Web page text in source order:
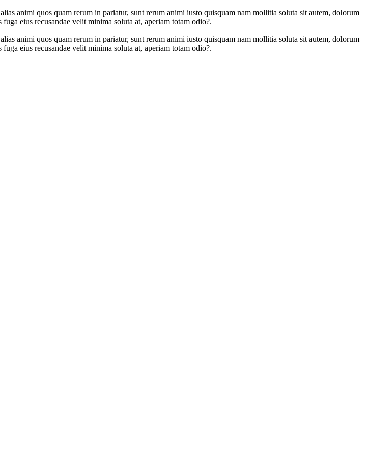
animi quos quam rerum in pariatur, sunt rerum animi iusto quisquam nam mollitia soluta sit autem, dolorum
eius recusandae velit minima soluta at, aperiam totam odio?.
animi quos quam rerum in pariatur, sunt rerum animi iusto quisquam nam mollitia soluta sit autem, dolorum
eius recusandae velit minima soluta at, aperiam totam odio?.